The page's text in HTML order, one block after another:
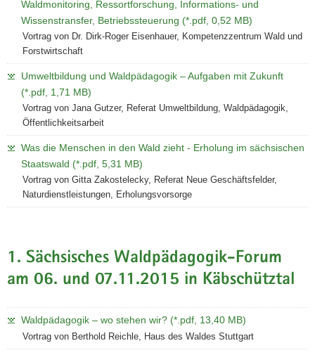
Waldmonitoring, Ressortforschung, Informations- und
Wissenstransfer, Betriebssteuerung (*.pdf, 0,52 MB)
Vortrag von Dr. Dirk-Roger Eisenhauer, Kompetenzzentrum Wald und
Forstwirtschaft
Umweltbildung und Waldpädagogik – Aufgaben mit Zukunft
(*.pdf, 1,71 MB)
Vortrag von Jana Gutzer, Referat Umweltbildung, Waldpädagogik,
Öffentlichkeitsarbeit
Was die Menschen in den Wald zieht - Erholung im sächsischen
Staatswald (*.pdf, 5,31 MB)
Vortrag von Gitta Zakostelecky, Referat Neue Geschäftsfelder,
Naturdienstleistungen, Erholungsvorsorge
1. Sächsisches Waldpädagogik-Forum
am 06. und 07.11.2015 in Käbschütztal
Waldpädagogik – wo stehen wir? (*.pdf, 13,40 MB)
Vortrag von Berthold Reichle, Haus des Waldes Stuttgart